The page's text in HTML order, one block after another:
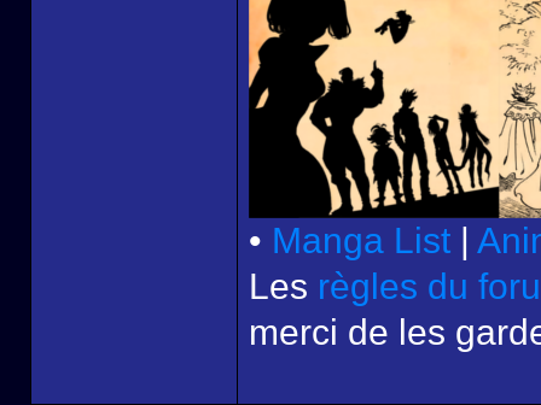
• Manga List |
Les règles du
merci de les